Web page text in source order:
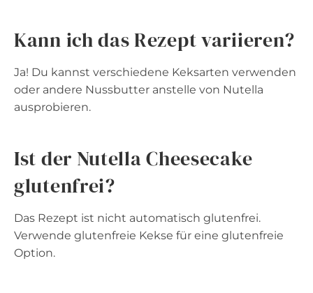
Kann ich das Rezept variieren?
Ja! Du kannst verschiedene Keksarten verwenden
oder andere Nussbutter anstelle von Nutella
ausprobieren.
Ist der Nutella Cheesecake
glutenfrei?
Das Rezept ist nicht automatisch glutenfrei.
Verwende glutenfreie Kekse für eine glutenfreie
Option.